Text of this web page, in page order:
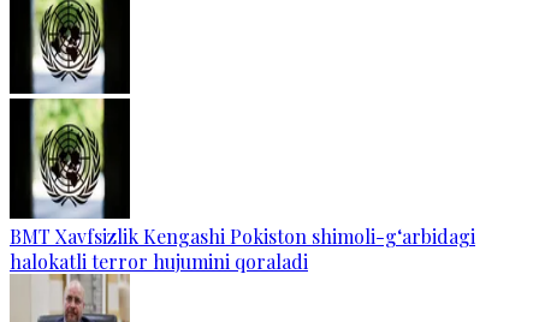
BMT Xavfsizlik Kengashi Pokiston shimoli-g‘arbidagi
halokatli terror hujumini qoraladi